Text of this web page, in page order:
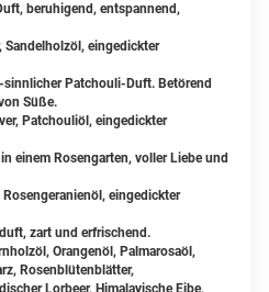
beruhigend, entspannend,
Sandelholzöl, eingedickter
Patchouli-Duft. Betörend
Süße.
Patchouliöl, eingedickter
einem Rosengarten, voller Liebe und
eingedickter
zart und erfrischend.
Orangenöl, Palmarosaöl,
Rosenblütenblätter,